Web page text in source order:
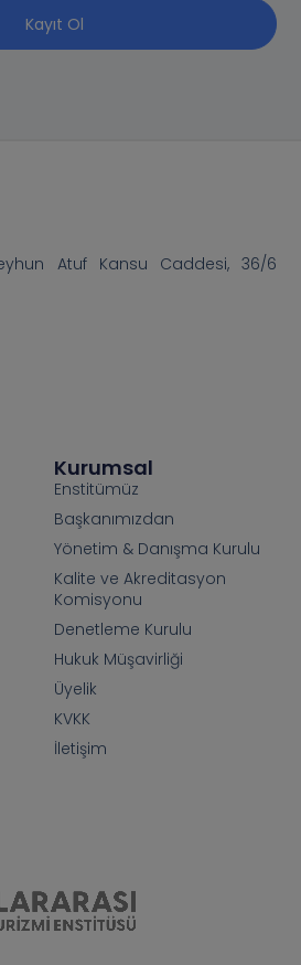
Kayıt Ol
Kurumsal
Enstitümüz
Başkanımızdan
Yönetim & Danışma Kurulu
Kalite ve Akreditasyon
Komisyonu
Denetleme Kurulu
Hukuk Müşavirliği
Üyelik
KVKK
İletişim
Atuf Kansu Caddesi, 36/6